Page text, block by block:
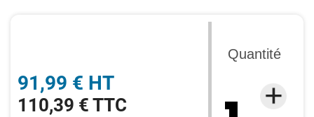
91,99 € HT
110,39 € TTC
Quantité